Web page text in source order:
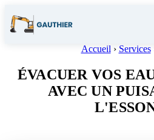
Accueil › Services
ÉVACUER VOS
AVEC UN